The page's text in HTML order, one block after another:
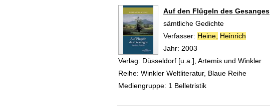
Auf den Flügeln des Gesanges
sämtliche Gedichte
Verfasser: Heine, Heinrich
Jahr: 2003
Verlag: Düsseldorf [u.a.], Artemis und Winkler
Reihe: Winkler Weltliteratur, Blaue Reihe
Mediengruppe: 1 Belletristik